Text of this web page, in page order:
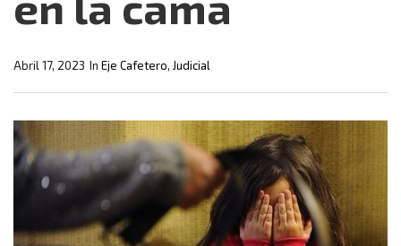
In Eje Cafetero, Judicial
Abril 17, 2023